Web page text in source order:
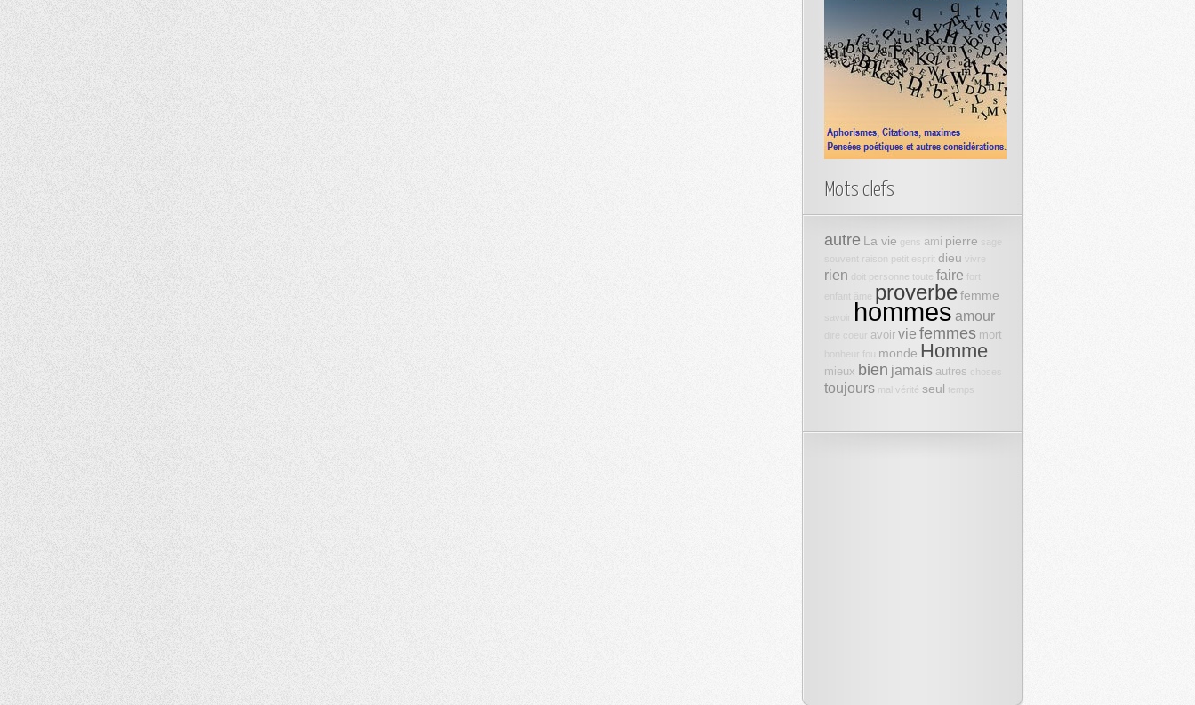
Mots clefs
autre La vie gens ami pierre
souvent raison petit esprit dieu
rien doit personne toute faire fort
âme proverbefemme
hommes amour
coeur avoir vie femmes mort
fou monde Homme
mieux bien jamais autres
toujours mal vérité seul temps